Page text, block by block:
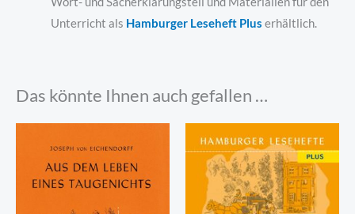
Unterricht als Hamburger Leseheft Plus erhältlich.
Das könnte Ihnen auch gefallen …